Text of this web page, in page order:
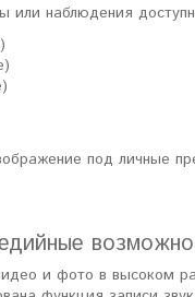
или наблюдения
под личные
и фото в высоком